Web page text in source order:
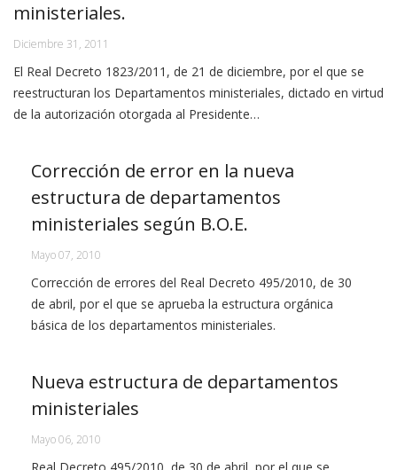
ministeriales.
Diciembre 31, 2011
El Real Decreto 1823/2011, de 21 de diciembre, por el que se
reestructuran los Departamentos ministeriales, dictado en virtud
de la autorización otorgada al Presidente…
Corrección de error en la nueva
estructura de departamentos
ministeriales según B.O.E.
Mayo 07, 2010
Corrección de errores del Real Decreto 495/2010, de 30
de abril, por el que se aprueba la estructura orgánica
básica de los departamentos ministeriales.
Nueva estructura de departamentos
ministeriales
Mayo 06, 2010